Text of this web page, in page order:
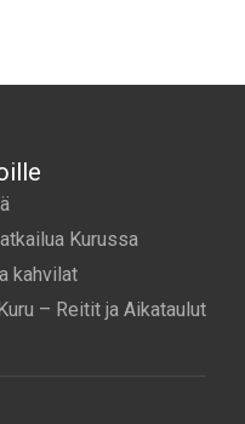
Kurussa
kahvilat
– Reitit ja Aikataulut